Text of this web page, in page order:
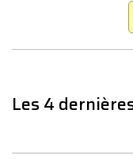
Les 4